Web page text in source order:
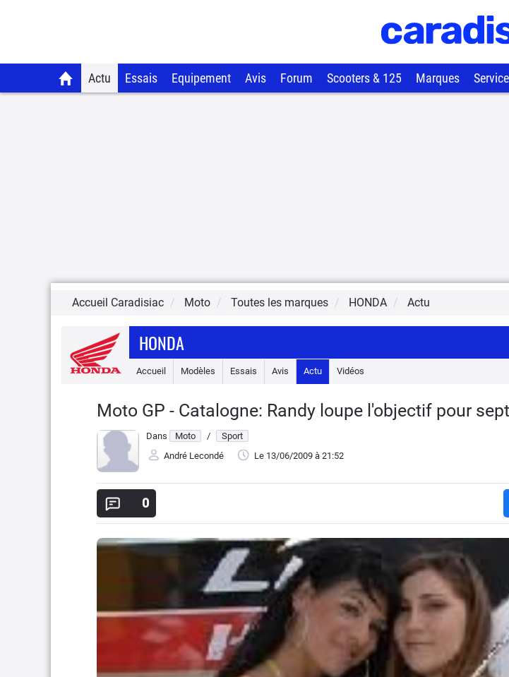
Actu Essais Equipement Avis Forum Scooters & 125 Marques
Accueil Caradisiac Moto Toutes les marques HONDA Actu
HONDA
Accueil Modèles Essais Avis Actu Vidéos
Moto GP - Catalogne: Randy loupe l'objectif pour
Dans Moto /
Sport
André Lecondé
Le 13/06/2009 à 21:52
0